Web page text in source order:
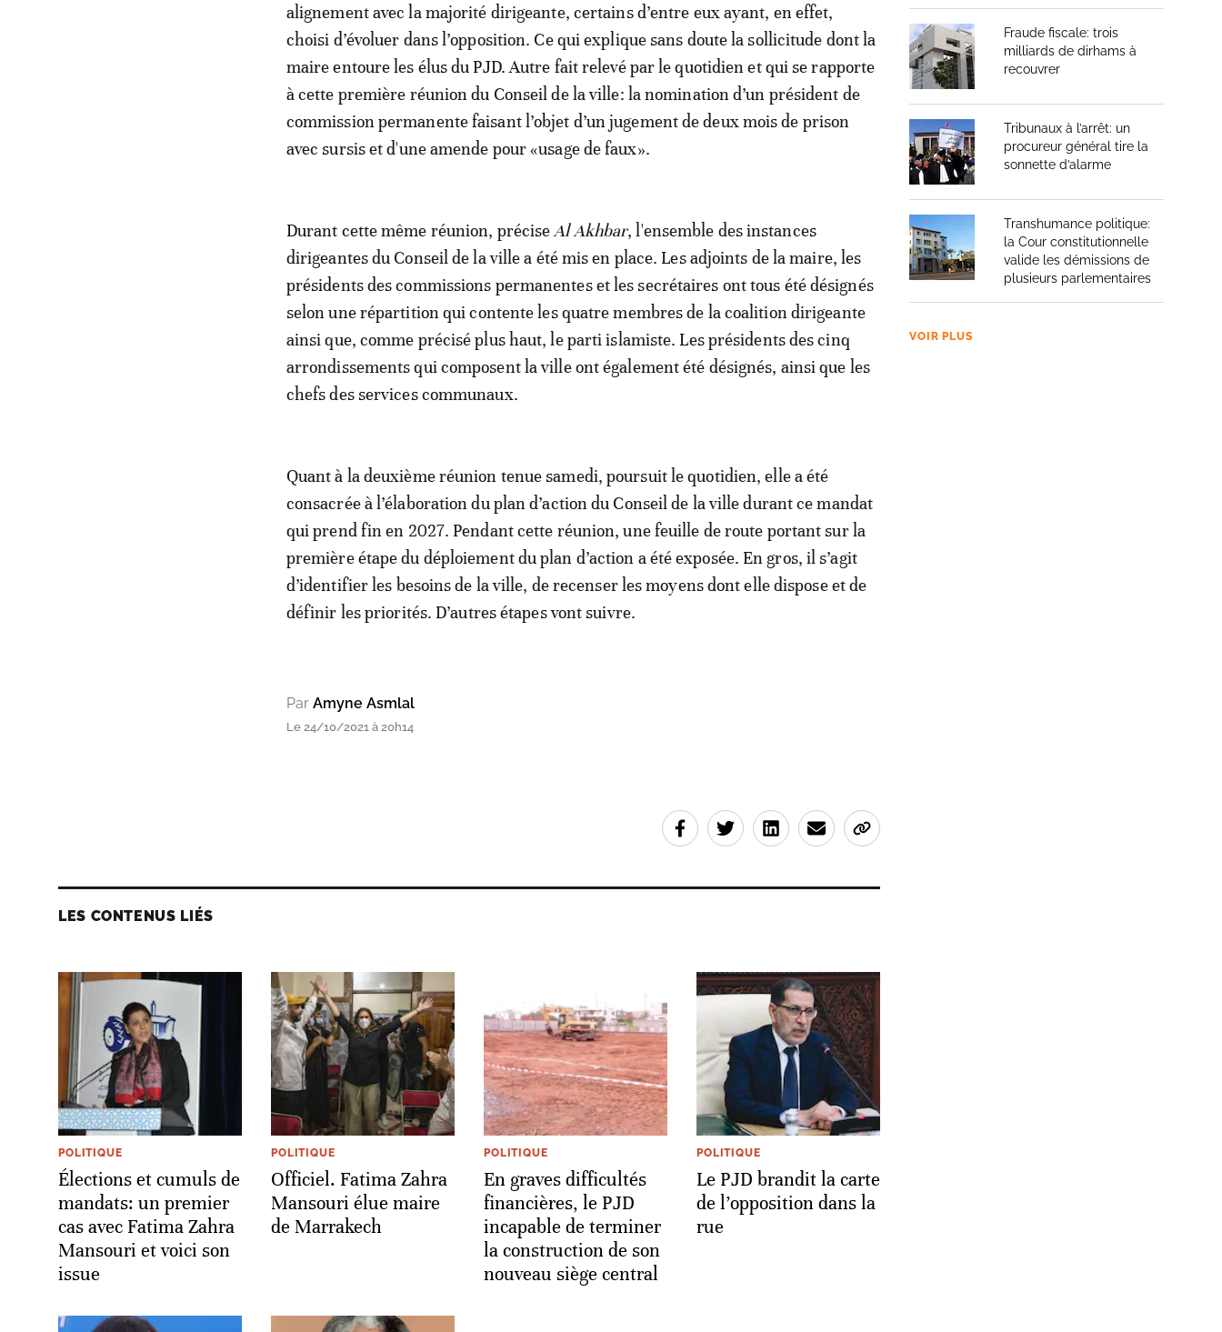
alignement avec la majorité dirigeante, certains d’entre eux ayant, en effet,
choisi d’évoluer dans l’opposition. Ce qui explique sans doute la sollicitude dont la
maire entoure les élus du PJD. Autre fait relevé par le quotidien et qui se rapporte
à cette première réunion du Conseil de la ville: la nomination d’un président de
commission permanente faisant l’objet d’un jugement de deux mois de prison
avec sursis et d'une amende pour «usage de faux».
Durant cette même réunion, préciseAl Akhbar, l'ensemble des instances
dirigeantes du Conseil de la ville a été mis en place. Les adjoints de la maire, les
présidents des commissions permanentes et les secrétaires ont tous été désignés
selon une répartition qui contente les quatre membres de la coalition dirigeante
ainsi que, comme précisé plus haut, le parti islamiste. Les présidents des cinq
arrondissements qui composent la ville ont également été désignés, ainsi que les
chefs des services communaux.
Quant à la deuxième réunion tenue samedi, poursuit le quotidien, elle a été
consacrée à l’élaboration du plan d’action du Conseil de la ville durant ce mandat
qui prend fin en 2027. Pendant cette réunion, une feuille de route portant sur la
première étape du déploiement du plan d’action a été exposée. En gros, il s’agit
d’identifier les besoins de la ville, de recenser les moyens dont elle dispose et de
définir les priorités. D’autres étapes vont suivre.
Par Amyne Asmlal
Le 24/10/2021 à 20h14
LES CONTENUS LIÉS
POLITIQUE
Élections et cumuls de
mandats: un premier
cas avec Fatima Zahra
Mansouri et voici son
issue
POLITIQUE
Officiel. Fatima Zahra
Mansouri élue maire
de Marrakech
POLITIQUE
En graves difficultés
financières, le PJD
incapable de terminer
la construction de son
nouveau siège central
POLITIQUE
Le PJD brandit la carte
de l’opposition dans la
rue
Fraude fiscale: trois
milliards de dirhams à
recouvrer
Tribunaux à l’arrêt: un
procureur général tire la
sonnette d’alarme
Transhumance politique:
la Cour constitutionnelle
valide les démissions de
plusieurs parlementaires
VOIR PLUS